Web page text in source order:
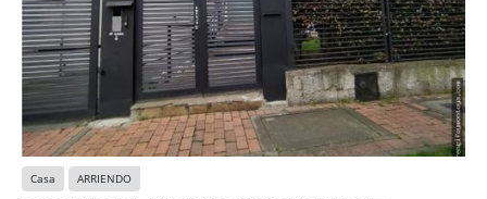
Casa ARRIENDO